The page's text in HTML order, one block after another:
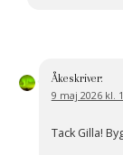
Åkeskriver:
9 maj 2026 kl.
Tack Gilla!